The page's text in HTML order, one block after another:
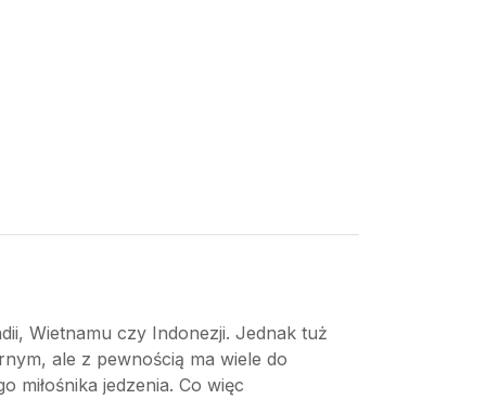
Wietnamu czy Indonezji. Jednak tuż
ale z pewnością ma wiele do
miłośnika jedzenia. Co więc